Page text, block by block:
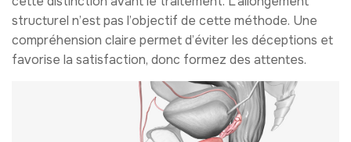
structurel n’est pas l’objectif de cette méthode. Une
compréhension claire permet d’éviter les déceptions et
favorise la satisfaction, donc formez des attentes.